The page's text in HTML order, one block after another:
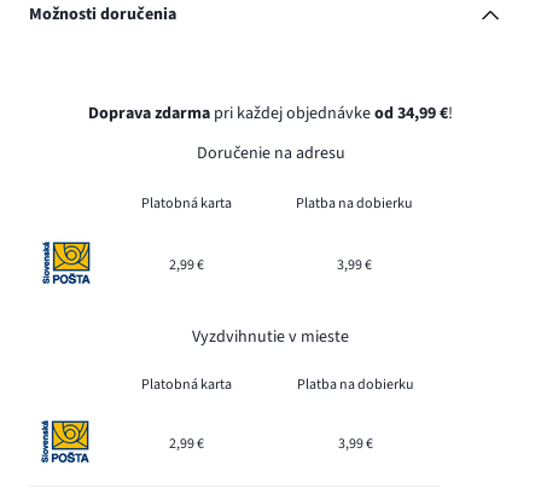
Možnosti doručenia
Doprava zdarma pri každej objednávkeod 34,99 €!
Doručenie na adresu
Platobná karta Platba na dobierku
2,99 € 3,99 €
Vyzdvihnutie v mieste
Platobná karta Platba na dobierku
2,99 € 3,99 €